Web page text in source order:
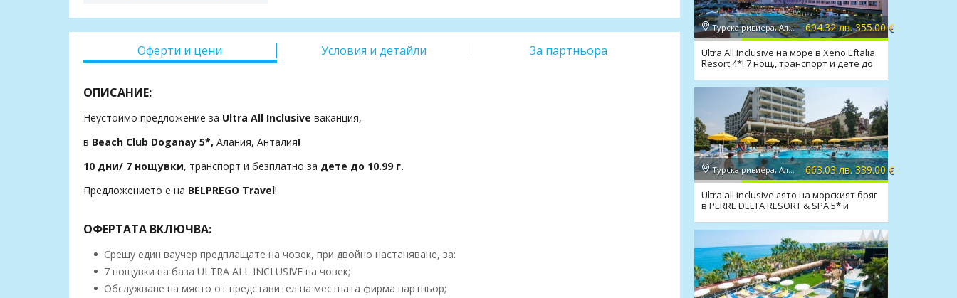
Оферти и цени Условия и детайли За партньора
ОПИСАНИЕ:
Неустоимо предложение за Ultra All Inclusive ваканция,
в Beach Club Doganay 5*, Алания, Анталия!
10 дни/ 7 нощувки, транспорт и безплатно за дете до 10.99 г.
Предложението е на BELPREGO Travel!
ОФЕРТАТА ВКЛЮЧВА:
Срещу един ваучер предплащате на човек, при двойно настаняване, за:
7 нощувки на база ULTRA ALL INCLUSIVE на човек;
Обслужване на място от представител на местната фирма партньор;
Турска ривиера, Алания 694.32 лв. 355.00 €
Ultra All Inclusive на море в Xeno Eftalia
Resort 4*! 7 нощ., транспорт и дете до
Турска ривиера, Алания 663.03 лв. 339.00 €
Ultra all inclusive лято на морският бряг
в PERRE DELTA RESORT & SPA 5* и